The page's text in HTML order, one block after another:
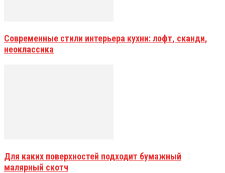
Современные стили интерьера кухни: лофт, сканди,
неоклассика
Для каких поверхностей подходит бумажный
малярный скотч